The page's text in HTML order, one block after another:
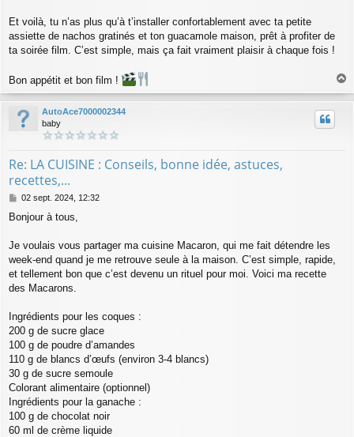
Et voilà, tu n’as plus qu’à t’installer confortablement avec ta petite
assiette de nachos gratinés et ton guacamole maison, prêt à profiter de
ta soirée film. C’est simple, mais ça fait vraiment plaisir à chaque fois !
Bon appétit et bon film !
u
AutoAce7000002344
baby
Re: LA CUISINE : Conseils, bonne idée, astuces,
recettes,...
M
s
a
g
02 sept. 2024, 12:32
Bonjour à tous,
Je voulais vous partager ma cuisine Macaron, qui me fait détendre les
week-end quand je me retrouve seule à la maison. C’est simple, rapide,
et tellement bon que c’est devenu un rituel pour moi. Voici ma recette
des Macarons.
Ingrédients pour les coques :
200 g de sucre glace
100 g de poudre d’amandes
110 g de blancs d’œufs (environ 3-4 blancs)
30 g de sucre semoule
Colorant alimentaire (optionnel)
Ingrédients pour la ganache :
100 g de chocolat noir
60 ml de crème liquide